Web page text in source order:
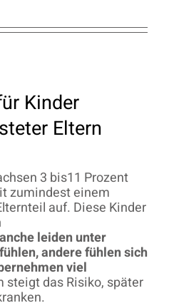
Kinder
Eltern
3 bis11 Prozent
zumindest einem
auf. Diese Kinder
leiden unter
andere fühlen sich
viel
steigt das Risiko, später